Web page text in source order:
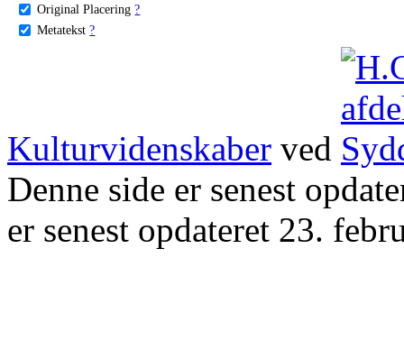
Original Placering ?
Metatekst ?
Kulturvidenskaber ved
Denne side er senest
er senest opdateret 23.